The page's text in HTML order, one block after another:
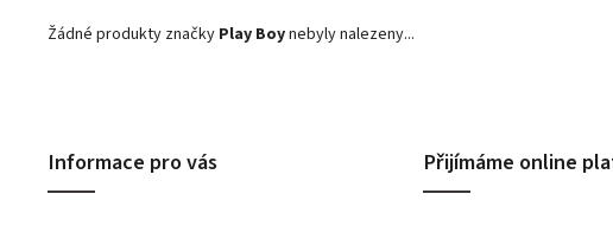
Žádné produkty značky Play Boynebyly nalezeny...
Informace pro vás Přijímáme online